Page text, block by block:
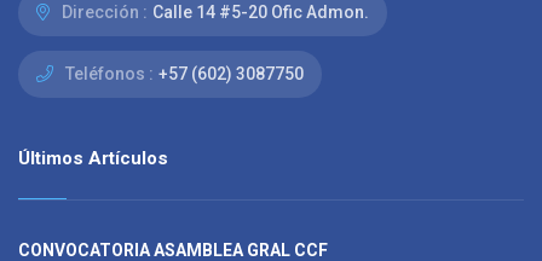
Dirección : Calle 14 #5-20 Ofic Admon.
Teléfonos : +57 (602) 3087750
Últimos Artículos
CONVOCATORIA ASAMBLEA GRAL CCF